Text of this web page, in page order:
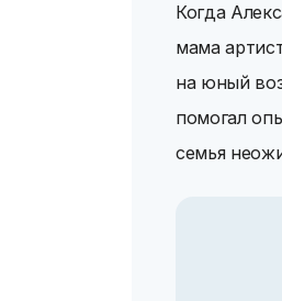
Когда
мама
на юный
помогал
семья